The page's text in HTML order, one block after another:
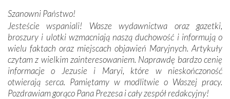
budowniczych.
Podążyliśmy też śladami fatimskich wizjonerów – Łucji
dos Santos oraz świętych Hiacynty i Franciszka Marto.
Modliliśmy się przy ich grobach. Odprawiliśmy Drogę
Krzyżową w ich rodzinnych stronach, odwiedziliśmy
domy, w których żyli.
Szanowni Państwo!
Jesteście wspaniali! Wasze wydawnictwa oraz gazetki,
broszury i ulotki wzmacniają naszą duchowość i informują o
wielu faktach oraz miejscach objawień Maryjnych. Artykuły
czytam z wielkim zainteresowaniem. Naprawdę bardzo cenię
informacje o Jezusie i Maryi, które w nieskończoność
otwierają serca. Pamiętamy w modlitwie o Waszej pracy.
Pozdrawiam gorąco Pana Prezesa i cały zespół redakcyjny!